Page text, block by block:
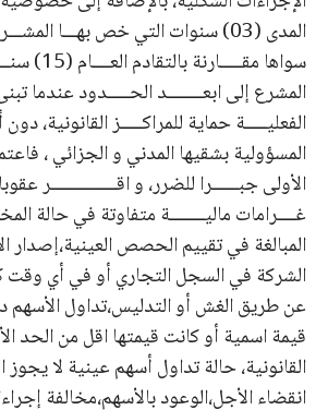
المدى (03) سنوات التي خص بهـــا
سواها
المشرع إلى ابعــــــــد الحـــــدود عندما
الفعليـــــة حماية للمراكـــــز القانونية،
المسؤولية بشقيها المدني و الجزائي ،
الأولى جبــــــرا للضرر، و
غــــرامات ماليــــــــة متفاوتة في حالة
المبالغة في تقييم الحصص العينية،إصدار
الشركة في السجل التجاري أو في أي وقت
عن طريق الغش أو التدليس،تداول الأسهم
قيمة اسمية أو كانت قيمتها اقل من الحد
القانونية، حالة تداول أسهم عينية لا يجوز
انقضاء الأجل،الوعود بالأسهم،مخالفة